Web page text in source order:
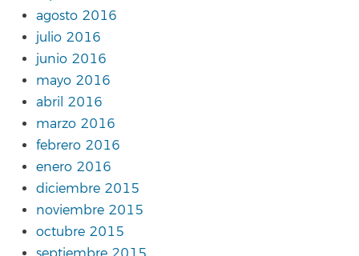
agosto 2016
julio 2016
junio 2016
mayo 2016
abril 2016
marzo 2016
febrero 2016
enero 2016
diciembre 2015
noviembre 2015
octubre 2015